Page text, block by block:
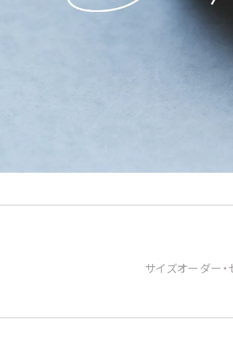
サイズオーダー